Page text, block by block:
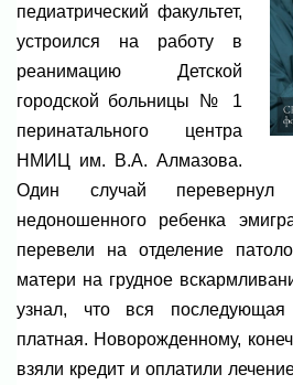
педиатрический факультет,
устроился на работу в
реанимацию Детской
городской больницы № 1
перинатального центра
НМИЦ им. В.А. Алмазова.
Один случай
недоношенного ребенка
перевели на отделение
матери на грудное
узнал, что вся
платная. Новорожденному,
взяли кредит и оплатили